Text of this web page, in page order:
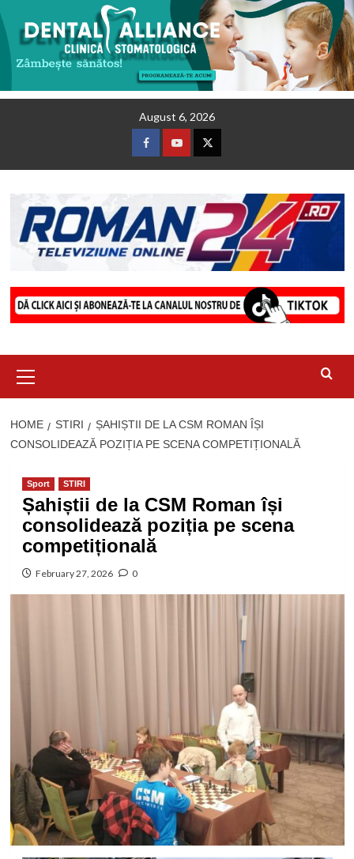
August 6, 2026
FacebookYoutubeTwitter
Menu
HOME STIRI
ȘAHIȘTII DE LA CSM ROMAN ÎȘI
CONSOLIDEAZĂ POZIȚIA PE SCENA COMPETIȚIONALĂ
Sport STIRI
Șahiștii de la CSM Roman își
consolidează poziția pe scena
competițională
February 27, 2026 0